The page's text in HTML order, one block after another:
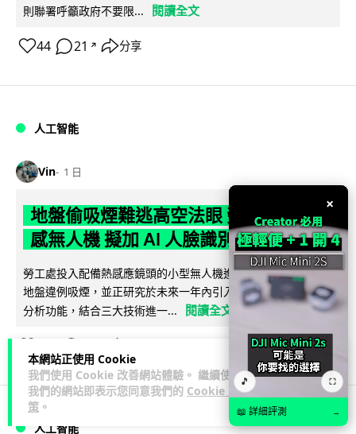
本網站正使用 Cookie
我們使用 Cookie 改善網站體驗。 繼續使用
我們的網站即表示您同意我們的 Cookie 政
策 。
則聯署呼籲政府不要限...
閱讀全文
44 21 ↗ 分享
人工智能
Vin 1 日
地盤偷吸煙難逃高空法眼 勞工處出動熱
感無人機 擬加 AI 人臉識別精準執法
勞工處投入配備熱感應鏡頭的小型無人機進行高空巡邏以打擊
地盤違例吸煙，並正研究於未來一年內引入 AI 人臉識別與行為
分析功能，結合三大技術進一...
閱讀全文
人工智能
×
🎵 ⛶
📖 詳細評測 →